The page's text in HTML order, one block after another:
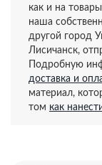
как и на
наша
другой город
Лисичанск,
Подробную
доставка и
материал,
том как